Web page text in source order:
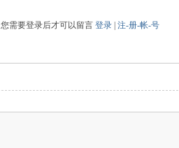
您需要登录后才可以留言登录 |注-册-帐-号